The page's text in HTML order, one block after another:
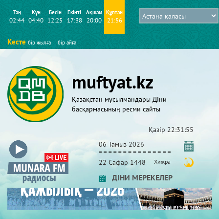
Таң
02:44
Күн
04:40
Бесін
12:25
Екінті
17:38
Ақшам
20:00
Құптан
21:56
Кесте бір жылға бір айға
muftyat.kz
Қазақстан мұсылмандары Діни
басқармасының ресми сайты
Қазір 22:31:55
06 Тамыз 2026
22 Сафар 1448 Хижра
ДІНИ МЕРЕКЕЛЕР